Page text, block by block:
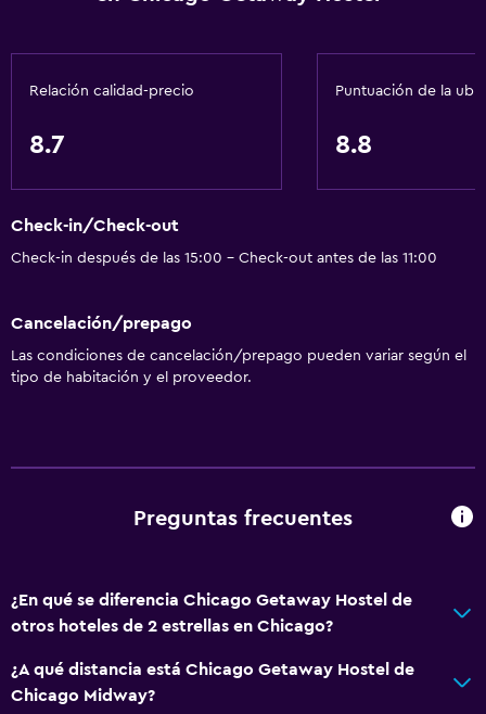
General
Servicios básicos
Aire acondicionado
Relación calidad-precio
8.7
Puntuación de la
8.8
Check-in/Check-out
Check-in después de las 15:00 - Check-out antes de las 11:00
Cancelación/prepago
Las condiciones de cancelación/prepago pueden variar según el
tipo de habitación y el proveedor.
Preguntas frecuentes
¿En qué se diferencia Chicago Getaway Hostel de
otros hoteles de 2 estrellas en Chicago?
¿A qué distancia está Chicago Getaway Hostel de
Chicago Midway?